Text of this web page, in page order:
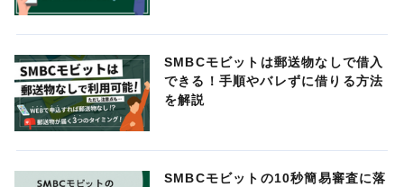
SMBCモビットは郵送物なしで借入
できる！手順やバレずに借りる方法
を解説
SMBCモビットの10秒簡易審査に落